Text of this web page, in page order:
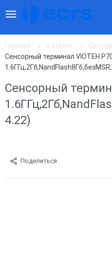
Главная Каталог
Сенсорный терминал VIOTEH
Сенсорный
4.22)
Поделиться